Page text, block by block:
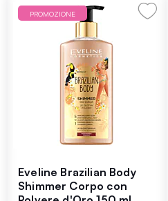
PROMOZIONE
Eveline Brazilian Body
Shimmer Corpo con